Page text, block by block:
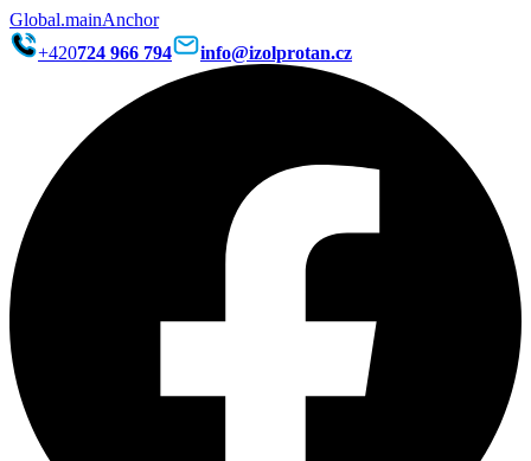
Global.mainAnchor
+420724 966 794 info@izolprotan.cz